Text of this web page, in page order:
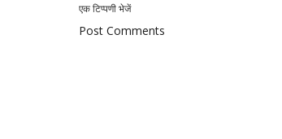
एक टिप्पणी भेजें
Post Comments